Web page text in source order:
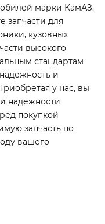
марки КамАЗ.
запчасти для
кузовных
высокого
стандартам
и
у нас, вы
надежности
покупкой
запчасть по
вашего